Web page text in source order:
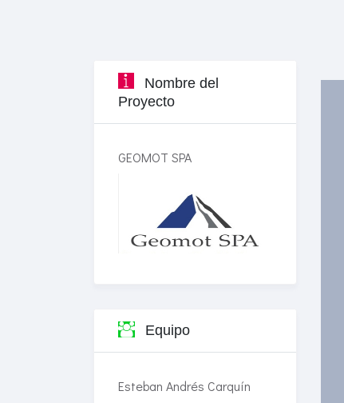
Nombre del
Proyecto
GEOMOT SPA
Equipo
Esteban Andrés Carquín